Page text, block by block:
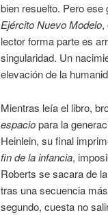
bien resuelto. Pero ese
Ejército Nuevo Modelo,
lector forma parte es
singularidad. Un
elevación de la
Mientras leía el libro,
espaciopara la
Heinlein, su final
fin de la infancia,
Roberts se sacara de
tras una secuencia
segundo, cuesta no